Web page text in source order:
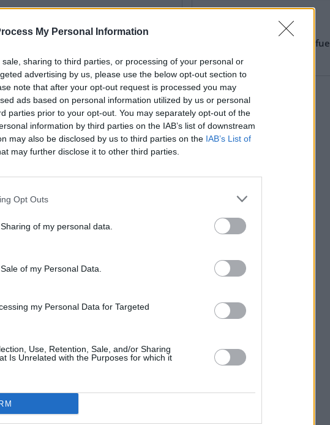
My Personal Information
sharing to third parties, or processing of your personal or
advertising by us, please use the below opt-out section to
note that after your opt-out request is processed you may
ads based on personal information utilized by us or personal
parties prior to your opt-out. You may separately opt-out of the
information by third parties on the IAB’s list of downstream
may also be disclosed by us to third parties on the IAB’s List of
may further disclose it to other third parties.
Opt Outs
of my personal data.
of my Personal Data.
my Personal Data for Targeted
Use, Retention, Sale, and/or Sharing
Is Unrelated with the Purposes for which it
El Córdoba levanta su
tercer Trofeo del Olivo
ante un Real Jaén que fue